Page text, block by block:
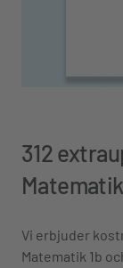
312
Vi erbjuder k
Matematik 1b